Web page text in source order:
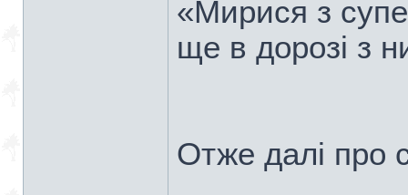
«Мирися з
ще в дорозі з
Отже далі про